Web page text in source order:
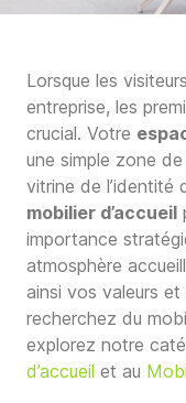
Lorsque les
entreprise, les
crucial. Votre
une simple zone
vitrine de l’identité
mobilier d’accueil
importance
atmosphère
ainsi vos valeurs
recherchez du
explorez notre
d’accueil et au